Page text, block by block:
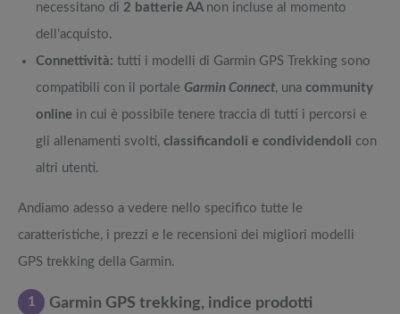
necessitano di 2 batterie AA non incluse al momento
dell’acquisto.
Connettività: tutti i modelli di Garmin GPS Trekking sono
compatibili con il portale Garmin Connect, una community
online in cui è possibile tenere traccia di tutti i percorsi e
gli allenamenti svolti, classificandoli e condividendoli con
altri utenti.
Andiamo adesso a vedere nello specifico tutte le
caratteristiche, i prezzi e le recensioni dei migliori modelli
GPS trekking della Garmin.
1
Garmin GPS trekking, indice prodotti